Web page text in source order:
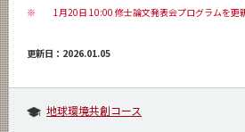
※ 1月20日 10:00 修士論文発表会プログラムを更
更新日：2026.01.05
地球環境共創コース